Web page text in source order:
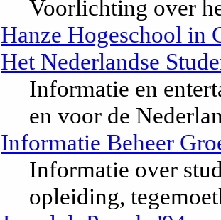
Voorlichting over
Hanze Hogeschool in
Het Nederlandse
Informatie en
en voor de
Informatie Beheer
Informatie over
opleiding,